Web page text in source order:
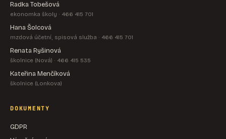
Radka Tobešová
ekonomka školy · 466 415 701
Hana Šolcová
mzdová účetní, spisová služba · 466 415 701
Renata Ryšinová
školnice (Nová) · 466 415 535
Kateřina Menčíková
školnice (Lonkova)
DOKUMENTY
GDPR